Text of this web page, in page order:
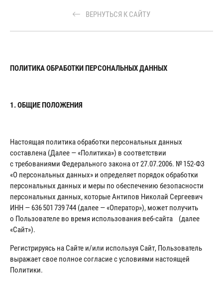
ВЕРНУТЬСЯ К САЙТУ
ПОЛИТИКА ОБРАБОТКИ ПЕРСОНАЛЬНЫХ ДАННЫХ
1. ОБЩИЕ ПОЛОЖЕНИЯ
Настоящая политика обработки персональных данных
составлена (Далее — «Политика») в соответствии
с требованиями Федерального закона от 27.07.2006. № 152-ФЗ
«О персональных данных» и определяет порядок обработки
персональных данных и меры по обеспечению безопасности
персональных данных, которые Антипов Николай Сергеевич
ИНН — 636 501 739 744 (далее — «Оператор»), может получить
о Пользователе во время использования веб-сайта (далее
«Сайт»).
Регистрируясь на Сайте и/или используя Сайт, Пользователь
выражает свое полное согласие с условиями настоящей
Политики.